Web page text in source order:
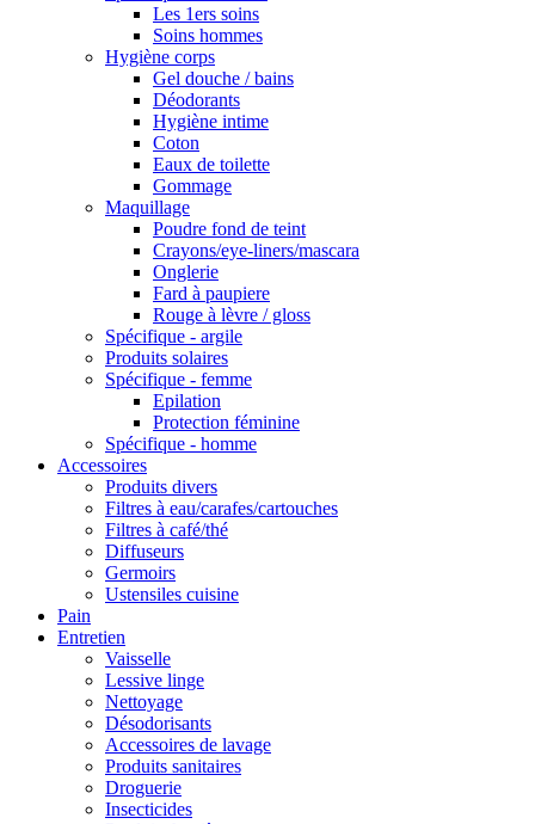
Les 1ers soins
Soins hommes
Hygiène corps
Gel douche / bains
Déodorants
Hygiène intime
Coton
Eaux de toilette
Gommage
Maquillage
Poudre fond de teint
Crayons/eye-liners/mascara
Onglerie
Fard à paupiere
Rouge à lèvre / gloss
Spécifique - argile
Produits solaires
Spécifique - femme
Epilation
Protection féminine
Spécifique - homme
Accessoires
Produits divers
Filtres à eau/carafes/cartouches
Filtres à café/thé
Diffuseurs
Germoirs
Ustensiles cuisine
Pain
Entretien
Vaisselle
Lessive linge
Nettoyage
Désodorisants
Accessoires de lavage
Produits sanitaires
Droguerie
Insecticides